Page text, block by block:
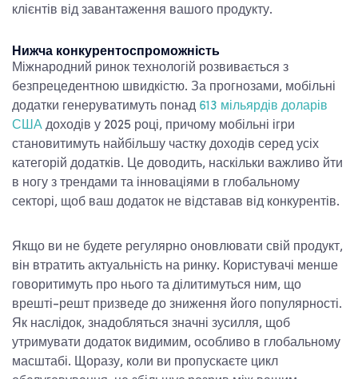
клієнтів від завантаження вашого продукту.
Нижча конкурентоспроможність
Міжнародний ринок технологій розвивається з
безпрецедентною швидкістю. За прогнозами, мобільні
додатки генеруватимуть понад 613 мільярдів доларів
США доходів у 2025 році, причому мобільні ігри
становитимуть найбільшу частку доходів серед усіх
категорій додатків. Це доводить, наскільки важливо йти
в ногу з трендами та інноваціями в глобальному
секторі, щоб ваш додаток не відставав від конкурентів.
Якщо ви не будете регулярно оновлювати свій продукт,
він втратить актуальність на ринку. Користувачі менше
говоритимуть про нього та ділитимуться ним, що
врешті-решт призведе до зниження його популярності.
Як наслідок, знадобляться значні зусилля, щоб
утримувати додаток видимим, особливо в глобальному
масштабі. Щоразу, коли ви пропускаєте цикл